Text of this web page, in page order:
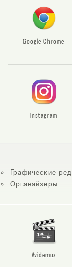
Google Chrome
Instagram
Графические редакторы
Органайзеры
Avidemux